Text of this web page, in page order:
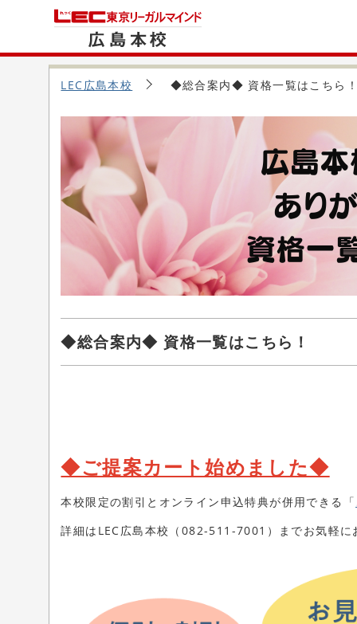
LEC広島本校 ◆総合案内◆ 資格一覧はこちら
◆総合案内◆ 資格一覧はこちら！
◆ご提案カート始めました◆
本校限定の割引とオンライン申込特典が併用できる「
詳細はLEC広島本校（082-511-7001）までお気軽